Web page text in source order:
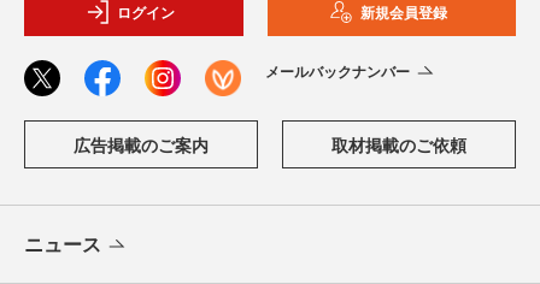
ログイン 新規会員登録
メールバックナンバー
広告掲載のご案内 取材掲載のご依頼
ニュース